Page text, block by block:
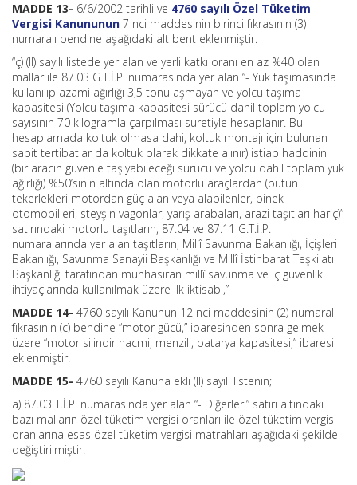
MADDE 13- 6/6/2002 tarihli ve 4760 sayılı Özel Tüketim
Vergisi Kanununun 7 nci maddesinin birinci fıkrasının (3)
numaralı bendine aşağıdaki alt bent eklenmiştir.
“ç) (II) sayılı listede yer alan ve yerli katkı oranı en az %40 olan
mallar ile 87.03 G.T.İ.P. numarasında yer alan “- Yük taşımasında
kullanılıp azami ağırlığı 3,5 tonu aşmayan ve yolcu taşıma
kapasitesi (Yolcu taşıma kapasitesi sürücü dahil toplam yolcu
sayısının 70 kilogramla çarpılması suretiyle hesaplanır. Bu
hesaplamada koltuk olmasa dahi, koltuk montajı için bulunan
sabit tertibatlar da koltuk olarak dikkate alınır) istiap haddinin
(bir aracın güvenle taşıyabileceği sürücü ve yolcu dahil toplam yük
ağırlığı) %50’sinin altında olan motorlu araçlardan (bütün
tekerlekleri motordan güç alan veya alabilenler, binek
otomobilleri, steyşın vagonlar, yarış arabaları, arazi taşıtları hariç)”
satırındaki motorlu taşıtların, 87.04 ve 87.11 G.T.İ.P.
numaralarında yer alan taşıtların, Millî Savunma Bakanlığı, İçişleri
Bakanlığı, Savunma Sanayii Başkanlığı ve Millî İstihbarat Teşkilatı
Başkanlığı tarafından münhasıran millî savunma ve iç güvenlik
ihtiyaçlarında kullanılmak üzere ilk iktisabı,”
MADDE 14- 4760 sayılı Kanunun 12 nci maddesinin (2) numaralı
fıkrasının (c) bendine “motor gücü,” ibaresinden sonra gelmek
üzere “motor silindir hacmi, menzili, batarya kapasitesi,” ibaresi
eklenmiştir.
MADDE 15- 4760 sayılı Kanuna ekli (II) sayılı listenin;
a) 87.03 T.İ.P. numarasında yer alan “- Diğerleri” satırı altındaki
bazı malların özel tüketim vergisi oranları ile özel tüketim vergisi
oranlarına esas özel tüketim vergisi matrahları aşağıdaki şekilde
değiştirilmiştir.